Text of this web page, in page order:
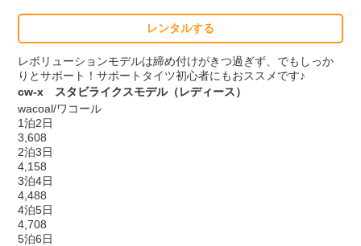
レンタルする
レボリューションモデルは締め付けがきつ過ぎず、でもしっか
りとサポート！サポートタイツ初心者にもおススメです♪
cw-x スタビライクスモデル（レディース）
wacoal/ワコール
1泊2日
3,608
2泊3日
4,158
3泊4日
4,488
4泊5日
4,708
5泊6日